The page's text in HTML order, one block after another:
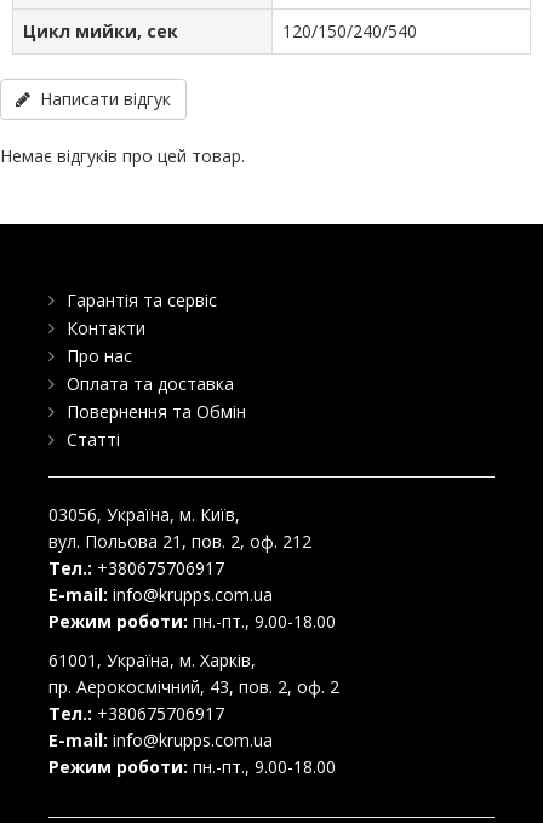
Цикл мийки, сек
120/150/240/540
Написати відгук
Немає відгуків про цей товар.
Гарантія та сервіс
Контакти
Про нас
Оплата та доставка
Повернення та Обмін
Статті
03056, Україна, м. Київ,
вул. Польова 21, пов. 2, оф. 212
Тел.: +380675706917
E-mail: info@krupps.com.ua
Режим роботи: пн.-пт., 9.00-18.00
61001 , Україна, м. Харків,
пр. Аерокосмічний, 43, пов. 2, оф. 2
Тел.: +380675706917
E-mail: info@krupps.com.ua
Режим роботи: пн.-пт., 9.00-18.00